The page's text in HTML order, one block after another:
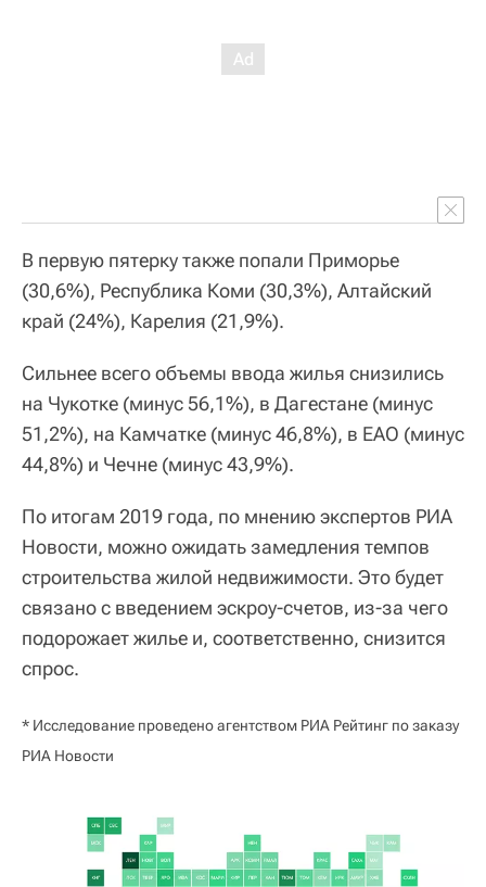
В первую пятерку также попали Приморье
(30,6%), Республика Коми (30,3%), Алтайский
край (24%), Карелия (21,9%).
Сильнее всего объемы ввода жилья снизились
на Чукотке (минус 56,1%), в Дагестане (минус
51,2%), на Камчатке (минус 46,8%), в ЕАО (минус
44,8%) и Чечне (минус 43,9%).
По итогам 2019 года, по мнению экспертов РИА
Новости, можно ожидать замедления темпов
строительства жилой недвижимости. Это будет
связано с введением эскроу-счетов, из-за чего
подорожает жилье и, соответственно, снизится
спрос.
* Исследование проведено агентством РИА Рейтинг по заказу
РИА Новости